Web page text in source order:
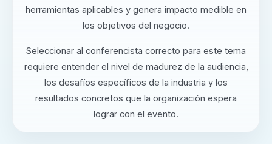
herramientas aplicables y genera impacto medible en
los objetivos del negocio.
Seleccionar al conferencista correcto para este tema
requiere entender el nivel de madurez de la audiencia,
los desafíos específicos de la industria y los
resultados concretos que la organización espera
lograr con el evento.